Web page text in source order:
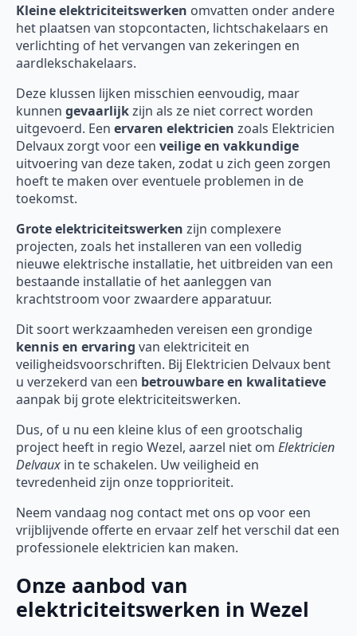
Kleine elektriciteitswerken omvatten onder andere
het plaatsen van stopcontacten, lichtschakelaars en
verlichting of het vervangen van zekeringen en
aardlekschakelaars.
Deze klussen lijken misschien eenvoudig, maar
kunnen gevaarlijkzijn als ze niet correct worden
uitgevoerd. Een ervaren elektricien zoals Elektricien
Delvaux zorgt voor een veilige en vakkundige
uitvoering van deze taken, zodat u zich geen zorgen
hoeft te maken over eventuele problemen in de
toekomst.
Grote elektriciteitswerken zijn complexere
projecten, zoals het installeren van een volledig
nieuwe elektrische installatie, het uitbreiden van een
bestaande installatie of het aanleggen van
krachtstroom voor zwaardere apparatuur.
Dit soort werkzaamheden vereisen een grondige
kennis en ervaring van elektriciteit en
veiligheidsvoorschriften. Bij Elektricien Delvaux bent
u verzekerd van een betrouwbare en kwalitatieve
aanpak bij grote elektriciteitswerken.
Dus, of u nu een kleine klus of een grootschalig
project heeft in regio Wezel, aarzel niet om Elektricien
Delvaux in te schakelen. Uw veiligheid en
tevredenheid zijn onze topprioriteit.
Neem vandaag nog contact met ons op voor een
vrijblijvende offerte en ervaar zelf het verschil dat een
professionele elektricien kan maken.
Onze aanbod van
elektriciteitswerken in Wezel